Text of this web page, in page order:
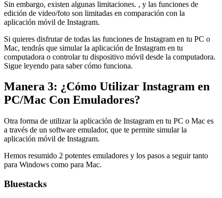
Sin embargo, existen algunas limitaciones. , y las funciones de
edición de video/foto son limitadas en comparación con la
aplicación móvil de Instagram.
Si quieres disfrutar de todas las funciones de Instagram en tu PC o
Mac, tendrás que simular la aplicación de Instagram en tu
computadora o controlar tu dispositivo móvil desde la computadora.
Sigue leyendo para saber cómo funciona.
Manera 3: ¿Cómo Utilizar Instagram en
PC/Mac Con Emuladores?
Otra forma de utilizar la aplicación de Instagram en tu PC o Mac es
a través de un software emulador, que te permite simular la
aplicación móvil de Instagram.
Hemos resumido 2 potentes emuladores y los pasos a seguir tanto
para Windows como para Mac.
Bluestacks